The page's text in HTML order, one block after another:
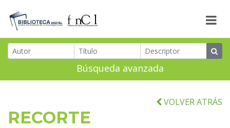
Búsqueda avanzada
VOLVER ATRÁS
RECORTE